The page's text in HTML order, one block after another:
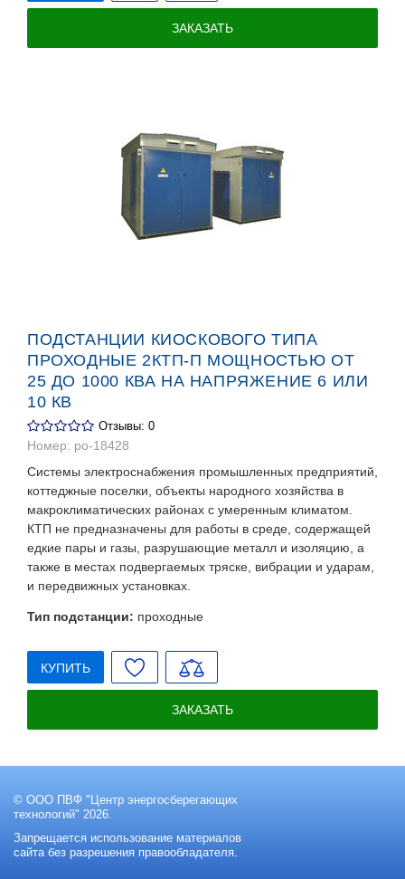
ЗАКАЗАТЬ
ПОДСТАНЦИИ КИОСКОВОГО ТИПА
ПРОХОДНЫЕ 2КТП-П МОЩНОСТЬЮ ОТ
25 ДО 1000 КВА НА НАПРЯЖЕНИЕ 6 ИЛИ
10 КВ
Отзывы: 0
Номер: po-18428
Системы электроснабжения промышленных предприятий,
коттеджные поселки, объекты народного хозяйства в
макроклиматических районах с умеренным климатом.
КТП не предназначены для работы в среде, содержащей
едкие пары и газы, разрушающие металл и изоляцию, а
также в местах подвергаемых тряске, вибрации и ударам,
и передвижных установках.
Тип подстанции: проходные
КУПИТЬ
ЗАКАЗАТЬ
© ООО ПВФ "Центр энергосберегающих
технологий" 2026.
Запрещается использование материалов
сайта без разрешения правообладателя.